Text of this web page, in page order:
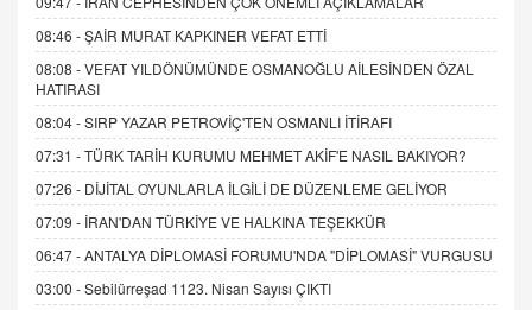
08:46 -ŞAİR MURAT KAPKINER VEFAT ETTİ
08:08 -VEFAT YILDÖNÜMÜNDE OSMANOĞLU AİLESİNDEN ÖZAL
HATIRASI
08:04 -SIRP YAZAR PETROVİÇ'TEN OSMANLI İTİRAFI
07:31 -TÜRK TARİH KURUMU MEHMET AKİF'E NASIL BAKIYOR?
07:26 - DİJİTAL OYUNLARLA İLGİLİ DE DÜZENLEME GELİYOR
07:09 - İRAN'DAN TÜRKİYE VE HALKINA TEŞEKKÜR
06:47 -ANTALYA DİPLOMASİ FORUMU'NDA "DİPLOMASİ" VURGUSU
03:00 -Sebilürreşad 1123. Nisan Sayısı ÇIKTI